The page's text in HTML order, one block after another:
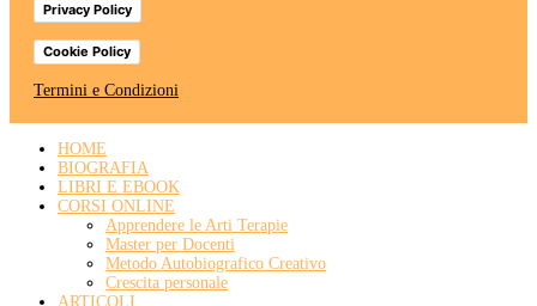
Privacy Policy
Cookie Policy
Termini e Condizioni
HOME
BIOGRAFIA
LIBRI E EBOOK
CORSI ONLINE
Apprendere le Arti Terapie
Master per Docenti
Metodo Autobiografico Creativo
Crescita personale
ARTICOLI